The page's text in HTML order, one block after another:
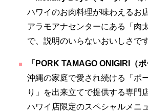
ハワイのお肉料理が味わえるお店
アラモアナセンターにある「肉
で、説明のいらないおいしさです
「PORK TAMAGO ONIGIRI（ポ
沖縄の家庭で愛され続ける「ポ
り」を出来立てで提供する専門店
ハワイ店限定のスペシャルメニ